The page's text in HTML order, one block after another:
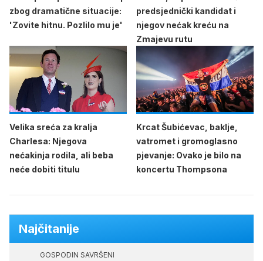
zbog dramatične situacije:
'Zovite hitnu. Pozlilo mu je'
predsjednički kandidat i
njegov nećak kreću na
Zmajevu rutu
Velika sreća za kralja
Charlesa: Njegova
nećakinja rodila, ali beba
neće dobiti titulu
Krcat Šubićevac, baklje,
vatromet i gromoglasno
pjevanje: Ovako je bilo na
koncertu Thompsona
Najčitanije
GOSPODIN SAVRŠENI